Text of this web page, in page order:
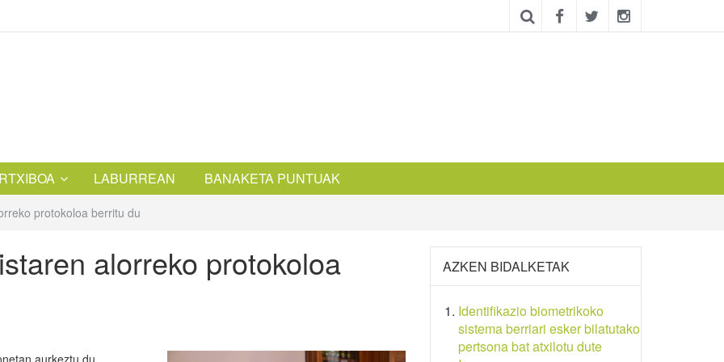
LABURREAN BANAKETA PUNTUAK
protokoloa berritu du
alorreko protokoloa
aurkeztu du
AZKEN BIDALKETAK
Identifikazio biometrikoko
sistema berriari esker bilatutako
pertsona bat atxilotu dute